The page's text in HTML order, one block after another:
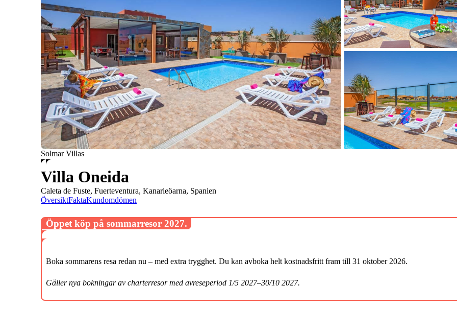
Solmar Villas
Villa Oneida
Caleta de Fuste, Fuerteventura, Kanarieöarna, Spanien
ÖversiktFaktaKundomdömen
Öppet köp på sommarresor 2027.
Boka sommarens resa redan nu – med extra trygghet. Du kan avboka helt kostnadsfritt fram till 31 oktober 2026.
Gäller nya bokningar av charterresor med avreseperiod 1/5 2027–30/10 2027.